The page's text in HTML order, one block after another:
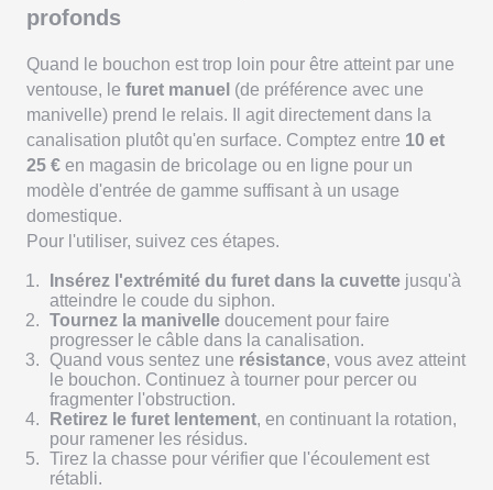
profonds
Quand le bouchon est trop loin pour être atteint par une
ventouse, le furet manuel (de préférence avec une
manivelle) prend le relais. Il agit directement dans la
canalisation plutôt qu'en surface. Comptez entre 10 et
25 € en magasin de bricolage ou en ligne pour un
modèle d'entrée de gamme suffisant à un usage
domestique.
Pour l'utiliser, suivez ces étapes.
Insérez l'extrémité du furet dans la cuvette jusqu'à
atteindre le coude du siphon.
Tournez la manivelle doucement pour faire
progresser le câble dans la canalisation.
Quand vous sentez une résistance, vous avez atteint
le bouchon. Continuez à tourner pour percer ou
fragmenter l'obstruction.
Retirez le furet lentement, en continuant la rotation,
pour ramener les résidus.
Tirez la chasse pour vérifier que l'écoulement est
rétabli.